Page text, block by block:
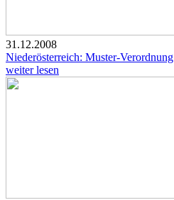
31.12.2008
Niederösterreich: Muster-Verordnung
weiter lesen